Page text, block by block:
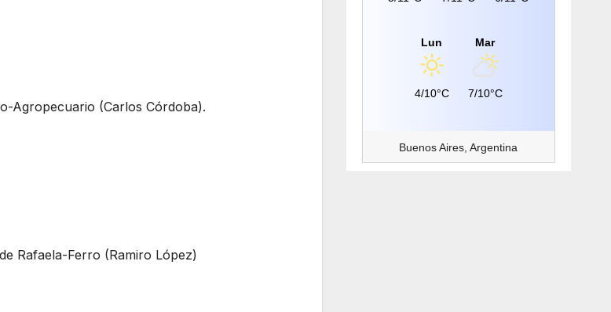
Agropecuario (Carlos Córdoba).
Rafaela-Ferro (Ramiro López)
Lun
4/10°C
Mar
7/10°C
Buenos Aires, Argentina